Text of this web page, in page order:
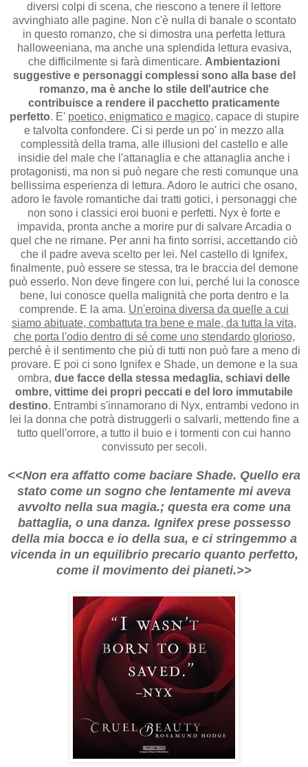
diversi colpi di scena, che riescono a tenere il lettore
avvinghiato alle pagine. Non c'è nulla di banale o scontato
in questo romanzo, che si dimostra una perfetta lettura
halloweeniana, ma anche una splendida lettura evasiva,
che difficilmente si farà dimenticare. Ambientazioni
suggestive e personaggi complessi sono alla base del
romanzo, ma è anche lo stile dell'autrice che
contribuisce a rendere il pacchetto praticamente
perfetto. E' poetico, enigmatico e magico, capace di stupire
e talvolta confondere. Ci si perde un po' in mezzo alla
complessità della trama, alle illusioni del castello e alle
insidie del male che l'attanaglia e che attanaglia anche i
protagonisti, ma non si può negare che resti comunque una
bellissima esperienza di lettura. Adoro le autrici che osano,
adoro le favole romantiche dai tratti gotici, i personaggi che
non sono i classici eroi buoni e perfetti. Nyx è forte e
impavida, pronta anche a morire pur di salvare Arcadia o
quel che ne rimane. Per anni ha finto sorrisi, accettando ciò
che il padre aveva scelto per lei. Nel castello di Ignifex,
finalmente, può essere se stessa, tra le braccia del demone
può esserlo. Non deve fingere con lui, perché lui la conosce
bene, lui conosce quella malignità che porta dentro e la
comprende. E la ama. Un'eroina diversa da quelle a cui
siamo abituate, combattuta tra bene e male, da tutta la vita,
che porta l'odio dentro di sé come uno stendardo glorioso,
perché è il sentimento che più di tutti non può fare a meno di
provare. E poi ci sono Ignifex e Shade, un demone e la sua
ombra, due facce della stessa medaglia, schiavi delle
ombre, vittime dei propri peccati e del loro immutabile
destino. Entrambi s'innamorano di Nyx, entrambi vedono in
lei la donna che potrà distruggerli o salvarli, mettendo fine a
tutto quell'orrore, a tutto il buio e i tormenti con cui hanno
convissuto per secoli.
<<Non era affatto come baciare Shade. Quello era
stato come un sogno che lentamente mi aveva
avvolto nella sua magia.; questa era come una
battaglia, o una danza. Ignifex prese possesso
della mia bocca e io della sua, e ci stringemmo a
vicenda in un equilibrio precario quanto perfetto,
come il movimento dei pianeti.>>